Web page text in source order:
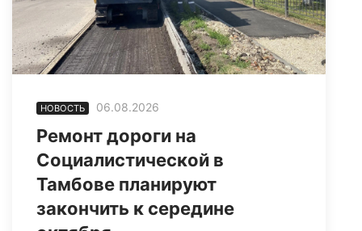
НОВОСТЬ 06.08.2026
Ремонт дороги на
Социалистической в
Тамбове планируют
закончить к середине